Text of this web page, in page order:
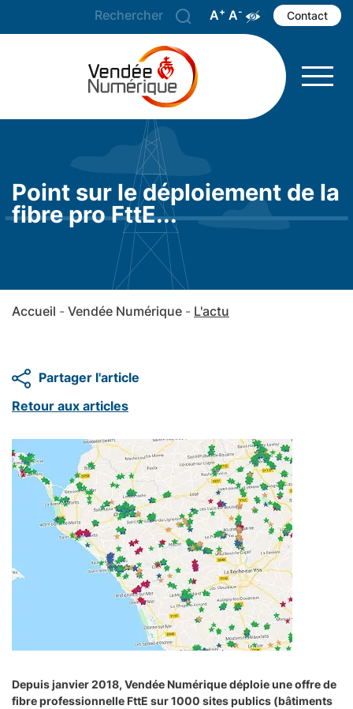
A+ Agrandir le texte
A- Réduire le texte
Augmenter
Contact
Point sur le déploiement de la
fibre pro FttE...
Accueil Vendée Numérique L'actu
Partager l'article
Retour aux articles
Depuis janvier 2018, Vendée Numérique déploie une offre de
fibre professionnelle FttE sur 1000 sites publics (bâtiments